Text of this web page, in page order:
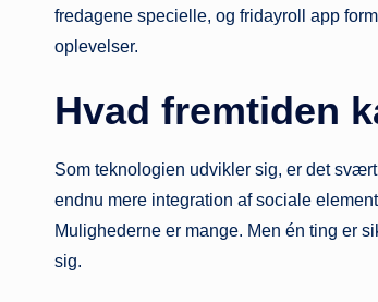
fredagene specielle, og fridayroll app
oplevelser.
Hvad fremtiden
Som teknologien udvikler sig, er det
endnu mere integration af sociale
Mulighederne er mange. Men én ting er
sig.